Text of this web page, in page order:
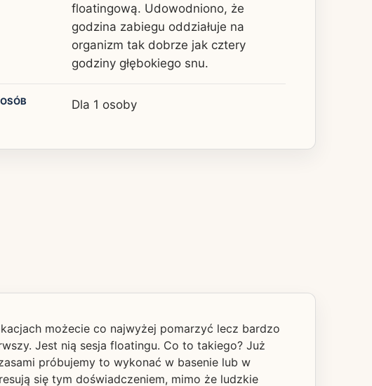
floatingową. Udowodniono, że
godzina zabiegu oddziałuje na
organizm tak dobrze jak cztery
godziny głębokiego snu.
Dla 1 osoby
możecie co najwyżej pomarzyć lecz bardzo
Jest nią sesja floatingu. Co to takiego? Już
próbujemy to wykonać w basenie lub w
się tym doświadczeniem, mimo że ludzkie